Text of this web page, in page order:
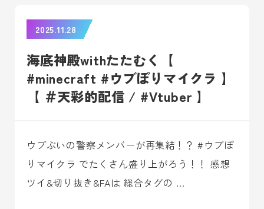
2025.11.28
海底神殿withたたむく【
#minecraft #ウブぽりマイクラ 】
【 ＃天彩的配信 / #Vtuber 】
ウブぶいの警察メンバーが再集結！？ #ウブぽ
りマイクラ でたくさん盛り上がろう！！ 感想
ツイ&切り抜き&FAは 総合タグの …